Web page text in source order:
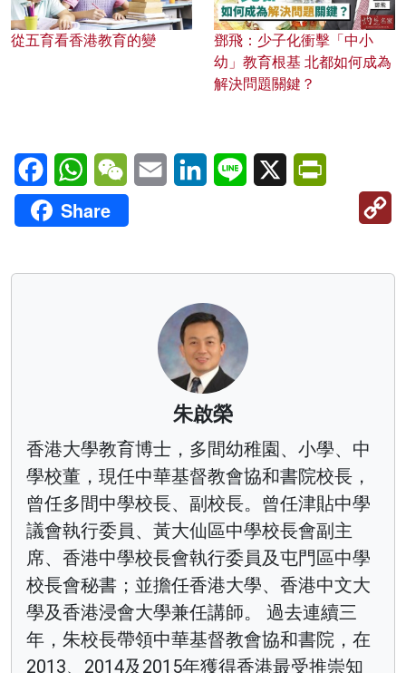
從五育看香港教育的變
鄧飛：少子化衝擊「中小
幼」教育根基 北都如何成為
解決問題關鍵？
FacebookWhatsAppWeChatEmail LinkedInLine X
Share
朱啟榮
香港大學教育博士，多間幼稚園、小學、中
學校董，現任中華基督教會協和書院校長，
曾任多間中學校長、副校長。曾任津貼中學
議會執行委員、黃大仙區中學校長會副主
席、香港中學校長會執行委員及屯門區中學
校長會秘書；並擔任香港大學、香港中文大
學及香港浸會大學兼任講師。 過去連續三
年，朱校長帶領中華基督教會協和書院，在
2013、2014及2015年獲得香港最受推崇知